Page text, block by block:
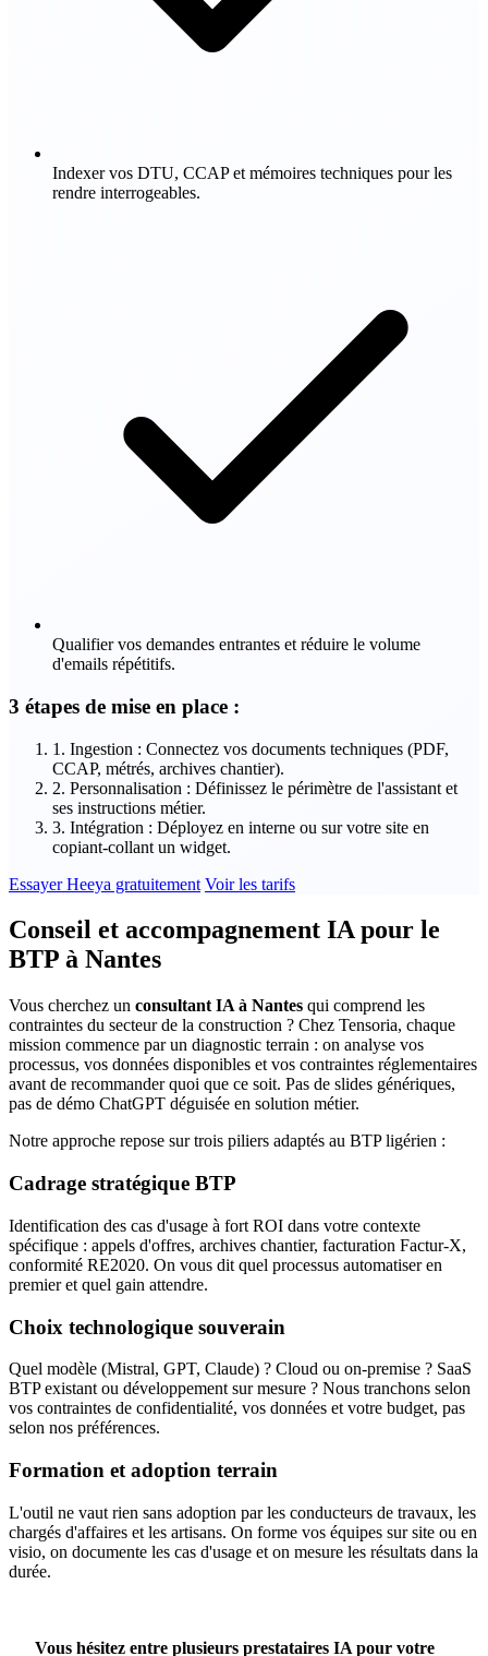
Indexer vos DTU, CCAP et mémoires techniques pour les
rendre interrogeables.
Qualifier vos demandes entrantes et réduire le volume
d'emails répétitifs.
3 étapes de mise en place :
1. Ingestion : Connectez vos documents techniques (PDF,
CCAP, métrés, archives chantier).
2. Personnalisation : Définissez le périmètre de l'assistant et
ses instructions métier.
3. Intégration : Déployez en interne ou sur votre site en
copiant-collant un widget.
Essayer Heeya gratuitement Voir les tarifs
Conseil et accompagnement IA pour le
BTP à Nantes
Vous cherchez un consultant IA à Nantes qui comprend les
contraintes du secteur de la construction ? Chez Tensoria, chaque
mission commence par un diagnostic terrain : on analyse vos
processus, vos données disponibles et vos contraintes réglementaires
avant de recommander quoi que ce soit. Pas de slides génériques,
pas de démo ChatGPT déguisée en solution métier.
Notre approche repose sur trois piliers adaptés au BTP ligérien :
Cadrage stratégique BTP
Identification des cas d'usage à fort ROI dans votre contexte
spécifique : appels d'offres, archives chantier, facturation Factur-X,
conformité RE2020. On vous dit quel processus automatiser en
premier et quel gain attendre.
Choix technologique souverain
Quel modèle (Mistral, GPT, Claude) ? Cloud ou on-premise ? SaaS
BTP existant ou développement sur mesure ? Nous tranchons selon
vos contraintes de confidentialité, vos données et votre budget, pas
selon nos préférences.
Formation et adoption terrain
L'outil ne vaut rien sans adoption par les conducteurs de travaux, les
chargés d'affaires et les artisans. On forme vos équipes sur site ou en
visio, on documente les cas d'usage et on mesure les résultats dans la
durée.
Vous hésitez entre plusieurs prestataires IA pour votre